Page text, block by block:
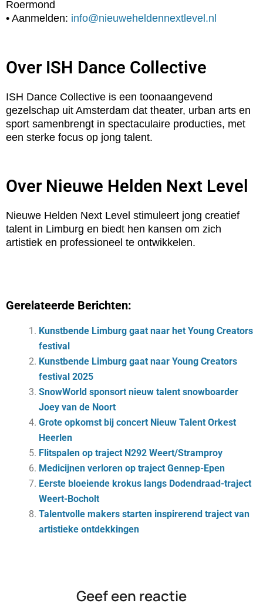
Roermond
• Aanmelden: info@nieuweheldennextlevel.nl
Over ISH Dance Collective
ISH Dance Collective is een toonaangevend
gezelschap uit Amsterdam dat theater, urban arts en
sport samenbrengt in spectaculaire producties, met
een sterke focus op jong talent.
Over Nieuwe Helden Next Level
Nieuwe Helden Next Level stimuleert jong creatief
talent in Limburg en biedt hen kansen om zich
artistiek en professioneel te ontwikkelen.
Gerelateerde Berichten:
Kunstbende Limburg gaat naar het Young Creators
festival
Kunstbende Limburg gaat naar Young Creators
festival 2025
SnowWorld sponsort nieuw talent snowboarder
Joey van de Noort
Grote opkomst bij concert Nieuw Talent Orkest
Heerlen
Flitspalen op traject N292 Weert/Stramproy
Medicijnen verloren op traject Gennep-Epen
Eerste bloeiende krokus langs Dodendraad-traject
Weert-Bocholt
Talentvolle makers starten inspirerend traject van
artistieke ontdekkingen
Geef een reactie